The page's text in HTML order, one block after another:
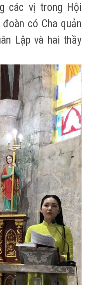
các vị trong Hội
có Cha quản
Lập và hai thầy